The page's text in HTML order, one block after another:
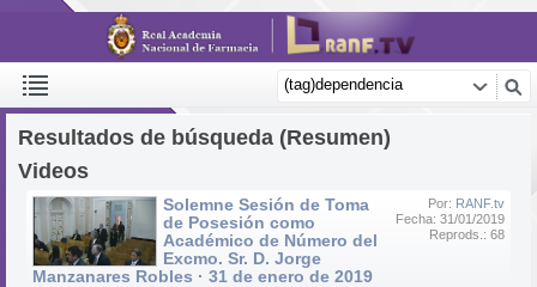
Resultados de búsqueda (Resumen)
Videos
Por: RANF.tv
Fecha: 31/01/2019
Reprods.: 68
Solemne Sesión de Toma
de Posesión como
Académico de Número del
Excmo. Sr. D. Jorge
Manzanares Robles · 31 de enero de 2019